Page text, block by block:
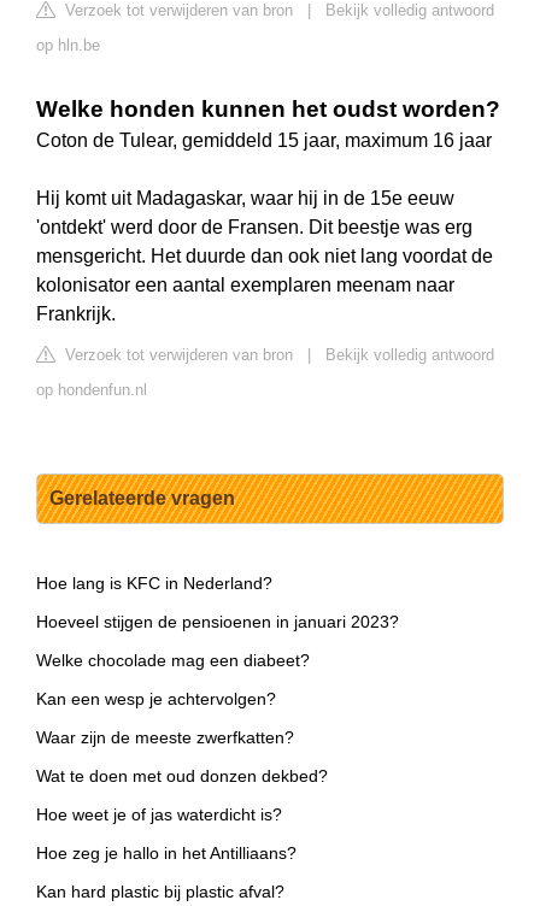
Verzoek tot verwijderen van bron
Bekijk volledig antwoord
op hln.be
Welke honden kunnen het oudst worden?
Coton de Tulear, gemiddeld 15 jaar, maximum 16 jaar
Hij komt uit Madagaskar, waar hij in de 15e eeuw
'ontdekt' werd door de Fransen. Dit beestje was erg
mensgericht. Het duurde dan ook niet lang voordat de
kolonisator een aantal exemplaren meenam naar
Frankrijk.
Verzoek tot verwijderen van bron
Bekijk volledig antwoord
op hondenfun.nl
Gerelateerde vragen
Hoe lang is KFC in Nederland?
Hoeveel stijgen de pensioenen in januari 2023?
Welke chocolade mag een diabeet?
Kan een wesp je achtervolgen?
Waar zijn de meeste zwerfkatten?
Wat te doen met oud donzen dekbed?
Hoe weet je of jas waterdicht is?
Hoe zeg je hallo in het Antilliaans?
Kan hard plastic bij plastic afval?